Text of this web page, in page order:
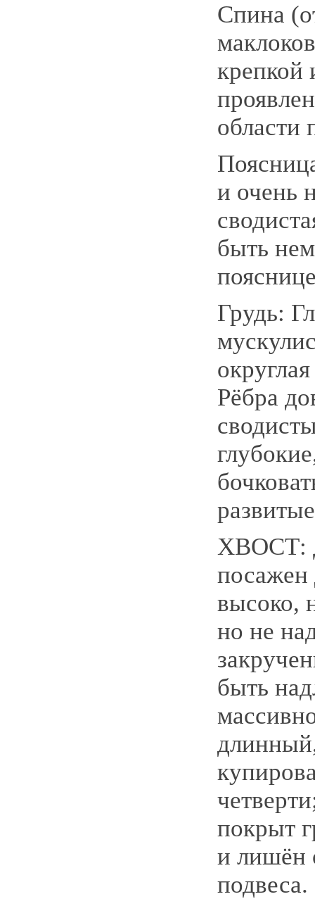
Спина
крепкой
области
и очень
быть
Грудь:
Рёбра
ХВОСТ:
посажен
высоко,
но не
быть
покрыт
и лишён
подвеса.